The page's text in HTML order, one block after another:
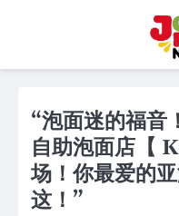
“泡面迷的福音
自助泡面店【
场！你最爱的
这！”